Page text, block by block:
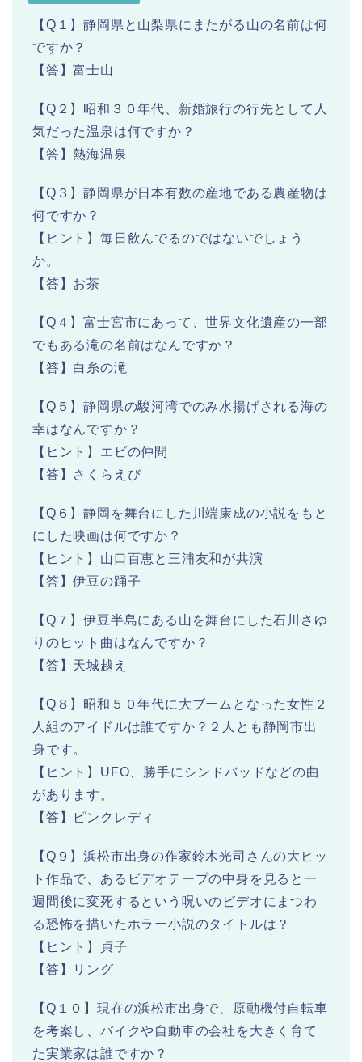
【Q１】静岡県と山梨県にまたがる山の名前は何
ですか？
【答】富士山
【Q２】昭和３０年代、新婚旅行の行先として人
気だった温泉は何ですか？
【答】熱海温泉
【Q３】静岡県が日本有数の産地である農産物は
何ですか？
【ヒント】毎日飲んでるのではないでしょう
か。
【答】お茶
【Q４】富士宮市にあって、世界文化遺産の一部
でもある滝の名前はなんですか？
【答】白糸の滝
【Q５】静岡県の駿河湾でのみ水揚げされる海の
幸はなんですか？
【ヒント】エビの仲間
【答】さくらえび
【Q６】静岡を舞台にした川端康成の小説をもと
にした映画は何ですか？
【ヒント】山口百恵と三浦友和が共演
【答】伊豆の踊子
【Q７】伊豆半島にある山を舞台にした石川さゆ
りのヒット曲はなんですか？
【答】天城越え
【Q８】昭和５０年代に大ブームとなった女性２
人組のアイドルは誰ですか？２人とも静岡市出
身です。
【ヒント】UFO、勝手にシンドバッドなどの曲
があります。
【答】ピンクレディ
【Q９】浜松市出身の作家鈴木光司さんの大ヒッ
ト作品で、あるビデオテープの中身を見ると一
週間後に変死するという呪いのビデオにまつわ
る恐怖を描いたホラー小説のタイトルは？
【ヒント】貞子
【答】リング
【Q１０】現在の浜松市出身で、原動機付自転車
を考案し、バイクや自動車の会社を大きく育て
た実業家は誰ですか？